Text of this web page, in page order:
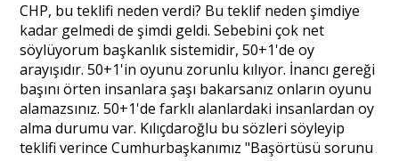
Eğitim
Dosya Haber
Ankara Analiz
Sağlık
CHP, bu teklifi neden verdi? Bu teklif neden şimdiye
kadar gelmedi de şimdi geldi. Sebebini çok net
söylüyorum başkanlık sistemidir, 50+1'de oy
arayışıdır. 50+1'in oyunu zorunlu kılıyor. İnancı gereği
başını örten insanlara şaşı bakarsanız onların oyunu
alamazsınız. 50+1'de farklı alanlardaki insanlardan oy
alma durumu var. Kılıçdaroğlu bu sözleri söyleyip
teklifi verince Cumhurbaşkanımız "Başörtüsü sorunu